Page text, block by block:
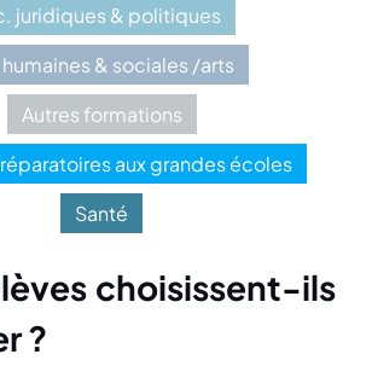
juridiques & politiques
& sociales /arts
Autres formations
aux grandes écoles
Santé
choisissent-ils
?